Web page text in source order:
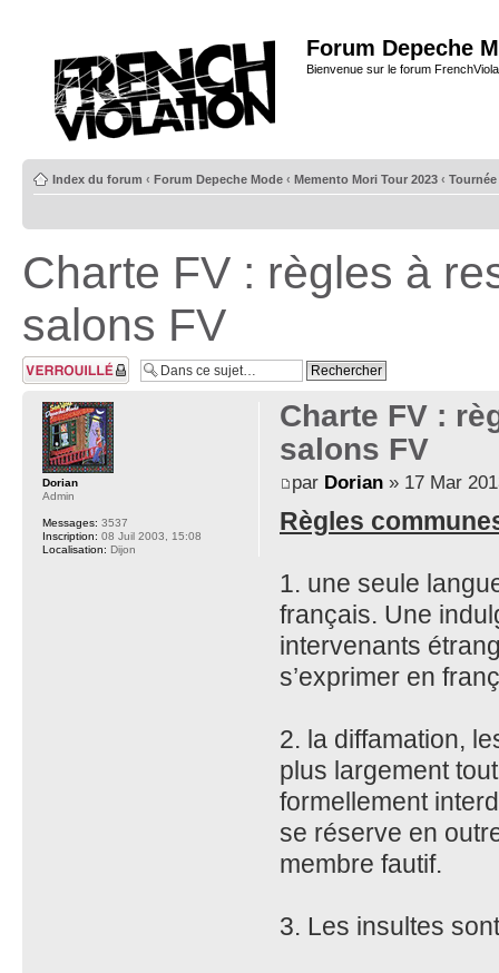
Forum Depeche
Bienvenue sur le forum
Index du forum ‹ Forum Depeche Mode ‹ Memento Mori Tour 2023 ‹
Charte FV : règles à
salons FV
Sujet verrouillé
Charte FV :
salons FV
par Dorian» 17 Mar
Règles
1. une seule
français. Une
intervenants
s’exprimer en
2. la diffamation,
plus largement
formellement
se réserve en
membre fautif.
3. Les insultes
Dorian
Admin
Messages: 3537
Inscription: 08 Juil 2003, 15:08
Localisation: Dijon